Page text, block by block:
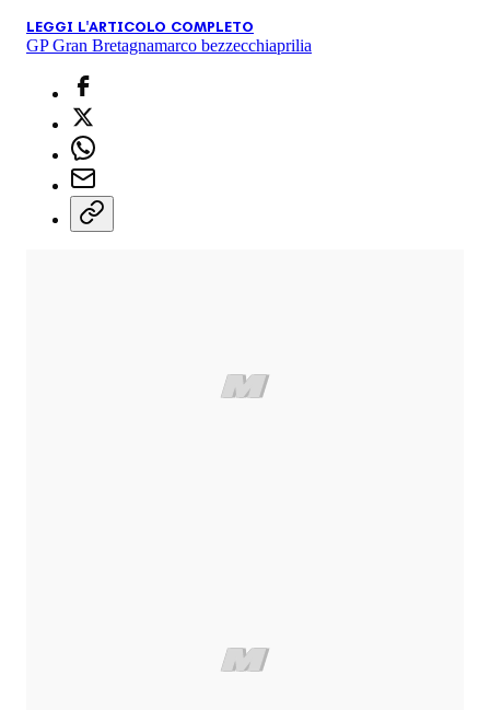
LEGGI L'ARTICOLO COMPLETO
GP Gran Bretagnamarco bezzecchiaprilia